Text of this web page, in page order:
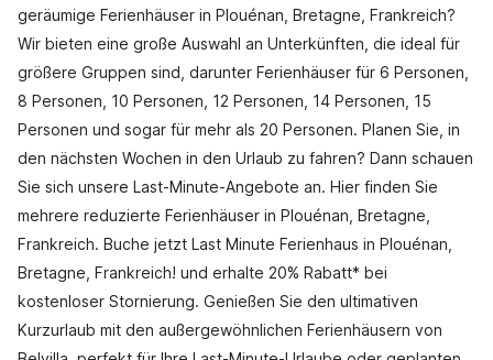
geräumige Ferienhäuser in Plouénan, Bretagne, Frankreich?
Wir bieten eine große Auswahl an Unterkünften, die ideal für
größere Gruppen sind, darunter Ferienhäuser für 6 Personen,
8 Personen, 10 Personen, 12 Personen, 14 Personen, 15
Personen und sogar für mehr als 20 Personen. Planen Sie, in
den nächsten Wochen in den Urlaub zu fahren? Dann schauen
Sie sich unsere Last-Minute-Angebote an. Hier finden Sie
mehrere reduzierte Ferienhäuser in Plouénan, Bretagne,
Frankreich. Buche jetzt Last Minute Ferienhaus in Plouénan,
Bretagne, Frankreich! und erhalte 20% Rabatt* bei
kostenloser Stornierung. Genießen Sie den ultimativen
Kurzurlaub mit den außergewöhnlichen Ferienhäusern von